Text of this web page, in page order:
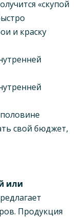
«скупой
и краску
свой бюджет,
или
Продукция